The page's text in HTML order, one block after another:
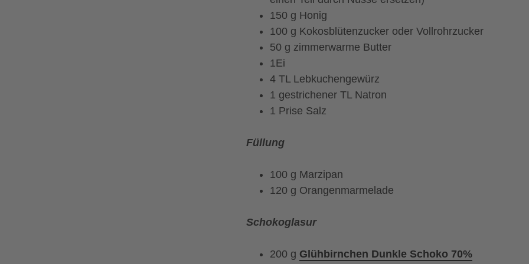
150 g Honig
100 g Kokosblütenzucker oder Vollrohrzucker
50 g zimmerwarme Butter
1Ei
4 TL Lebkuchengewürz
1 gestrichener TL Natron
1 Prise Salz
Füllung
100 g Marzipan
120 g Orangenmarmelade
Schokoglasur
200 g Glühbirnchen Dunkle Schoko 70%